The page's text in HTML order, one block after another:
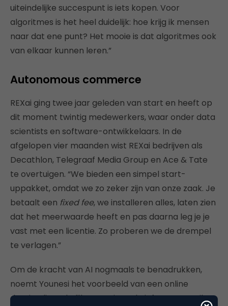
uiteindelijke succespunt is iets kopen. Voor
algoritmes is het heel duidelijk: hoe krijg ik mensen
naar dat ene punt? Het mooie is dat algoritmes ook
van elkaar kunnen leren.”
Autonomous commerce
REXai ging twee jaar geleden van start en heeft op
dit moment twintig medewerkers, waar onder data
scientists en software-ontwikkelaars. In de
afgelopen vier maanden wist REXai bedrijven als
Decathlon, Telegraaf Media Group en Ace & Tate
te overtuigen. “We bieden een simpel start-
uppakket, omdat we zo zeker zijn van onze zaak. Je
betaalt een fixed fee, we installeren alles, laten zien
dat het meerwaarde heeft en pas daarna leg je je
vast met een licentie. Zo proberen we de drempel
te verlagen.”
Om de kracht van AI nogmaals te benadrukken,
noemt Younesi het voorbeeld van een online
drogist die wekelijks een nieuwsbrief op maat wil